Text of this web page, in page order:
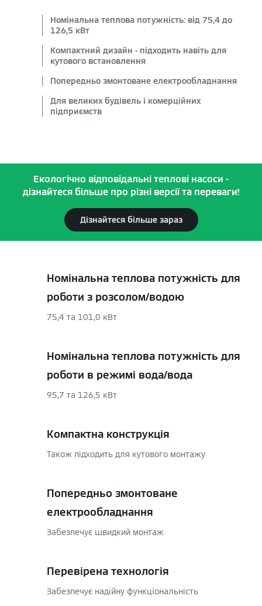
Номінальна теплова потужність: від 75,4 до
126,5 кВт
Компактний дизайн - підходить навіть для
кутового встановлення
Попередньо змонтоване електрообладнання
Для великих будівель і комерційних
підприємств
Екологічно відповідальні теплові насоси -
дізнайтеся більше про різні версії та переваги!
Дізнайтеся більше зараз
Номінальна теплова потужність для
роботи з розсолом/водою
75,4 та 101,0 кВт
Номінальна теплова потужність для
роботи в режимі вода/вода
95,7 та 126,5 кВт
Компактна конструкція
Також підходить для кутового монтажу
Попередньо змонтоване
електрообладнання
Забезпечує швидкий монтаж
Перевірена технологія
Забезпечує надійну функціональність